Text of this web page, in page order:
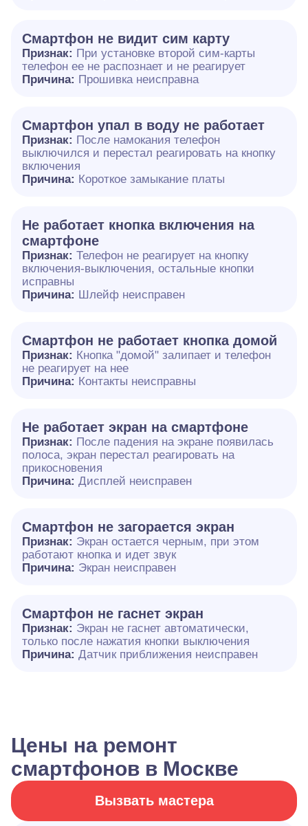
Смартфон не видит сим карту
Признак: При установке второй сим-карты
телефон ее не распознает и не реагирует
Причина: Прошивка неисправна
Смартфон упал в воду не работает
Признак: После намокания телефон
выключился и перестал реагировать на кнопку
включения
Причина: Короткое замыкание платы
Не работает кнопка включения на
смартфоне
Признак: Телефон не реагирует на кнопку
включения-выключения, остальные кнопки
исправны
Причина: Шлейф неисправен
Смартфон не работает кнопка домой
Признак: Кнопка "домой" залипает и телефон
не реагирует на нее
Причина: Контакты неисправны
Не работает экран на смартфоне
Признак: После падения на экране появилась
полоса, экран перестал реагировать на
прикосновения
Причина: Дисплей неисправен
Смартфон не загорается экран
Признак: Экран остается черным, при этом
работают кнопка и идет звук
Причина: Экран неисправен
Смартфон не гаснет экран
Признак: Экран не гаснет автоматически,
только после нажатия кнопки выключения
Причина: Датчик приближения неисправен
Цены на ремонт
смартфонов в Москве
Вызвать мастера